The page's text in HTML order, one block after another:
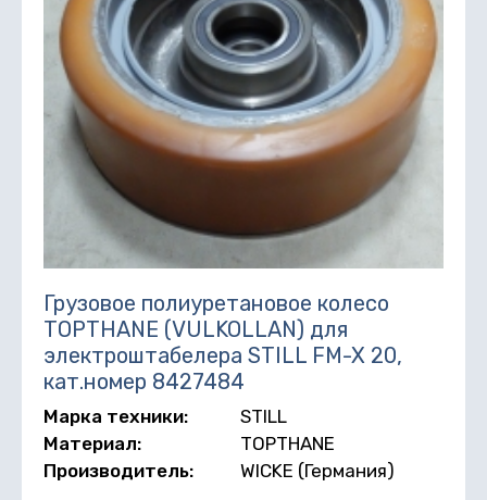
Грузовое полиуретановое колесо
TOPTHANE (VULKOLLAN) для
электроштабелера STILL FM-X 20,
кат.номер 8427484
Марка техники:
STILL
Материал:
TOPTHANE
Производитель:
WICKE (Германия)